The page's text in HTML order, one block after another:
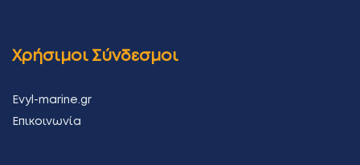
Χρήσιμοι Σύνδεσμοι
Evyl-marine.gr
Επικοινωνία